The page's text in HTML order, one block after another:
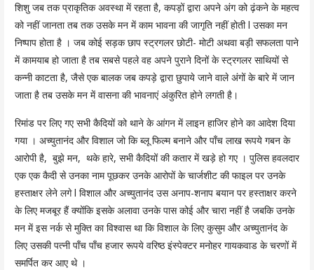
शिशु जब तक प्राकृतिक अवस्था में रहता है, कपड़ों द्वारा अपने अंग को ढ़ंकने के महत्व
को नहीं जानता तब तक उसके मन में काम भावना की जागृति नहीं होती l उसका मन
निष्पाप होता है । जब कोई सड़क छाप स्ट्रगलर छोटी- मोटी अथवा बड़ी सफलता पाने
में कामयाब हो जाता है तब सबसे पहले वह अपने पुराने दिनों के स्ट्रगलर साथियों से
कन्नी काटता है, जैसे एक बालक जब कपड़े द्वारा छुपाये जाने वाले अंगों के बारे में जान
जाता है तब उसके मन में वासना की भावनाएं अंकुरित होने लगती है।
रिमांड पर लिए गए सभी कैदियों को थाने के आंगन में लाइन हाजिर होने का आदेश दिया
गया । अच्युतानंद और विशाल जो कि ब्लू फिल्म बनाने और पाँच लाख रूपये गबन के
आरोपी है, बुझे मन, थके हारे, सभी कैदियों की कतार में खड़े हो गए । पुलिस हवलदार
एक एक कैदी से उनका नाम पूछकर उनके आरोपों के चार्जशीट की फाइल पर उनके
हस्ताक्षर लेने लगे l विशाल और अच्युतानंद उस अनाप-शनाप बयान पर हस्ताक्षर करने
के लिए मजबूर हैं क्योंकि इसके अलावा उनके पास कोई और चारा नहीं है जबकि उनके
मन में इस नर्क से मुक्ति का विश्वास था कि विशाल के लिए कुसुम और अच्युतानंद के
लिए उसकी पत्नी पाँच पाँच हजार रूपये वरिष्ठ इंस्पेक्टर मनोहर गायकवाड के चरणों में
समर्पित कर आए थे ।